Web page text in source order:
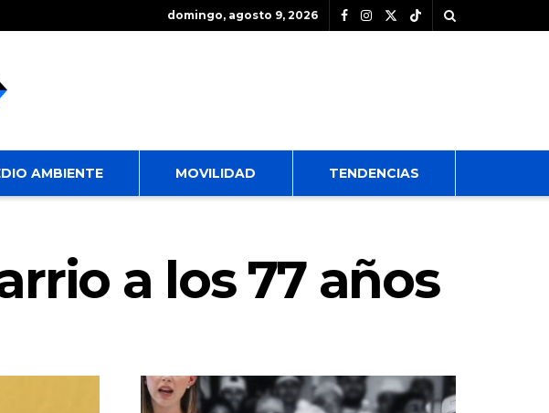
domingo, agosto 9, 2026
AMBIENTE MOVILIDAD TENDENCIAS
a los 77 años